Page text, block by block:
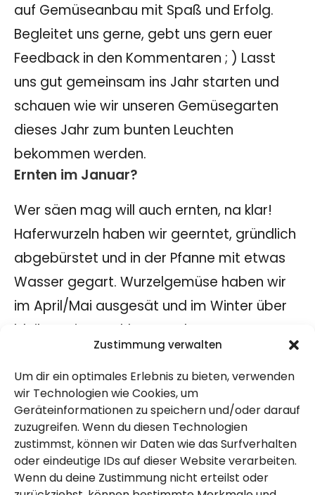
Zustimmung verwalten
Um dir ein optimales Erlebnis zu bieten, verwenden
wir Technologien wie Cookies, um
Geräteinformationen zu speichern und/oder darauf
zuzugreifen. Wenn du diesen Technologien
zustimmst, können wir Daten wie das Surfverhalten
oder eindeutige IDs auf dieser Website verarbeiten.
Wenn du deine Zustimmung nicht erteilst oder
auf Gemüseanbau mit Spaß und Erfolg.
Begleitet uns gerne, gebt uns gern euer
Feedback in den Kommentaren ; ) Lasst
uns gut gemeinsam ins Jahr starten und
schauen wie wir unseren Gemüsegarten
dieses Jahr zum bunten Leuchten
bekommen werden.
Ernten im Januar?
Wer säen mag will auch ernten, na klar!
Haferwurzeln haben wir geerntet, gründlich
abgebürstet und in der Pfanne mit etwas
Wasser gegart. Wurzelgemüse haben wir
im April/Mai ausgesät und im Winter über
bleibt es im Hochbeet stehen.
werden von März bis Juli
ausgesät, unsere aktuellen haben wir im
Mai ausgesät.
Zwiebelgemüse ernten wir an frostfreien
Tagen auch im Januar.Lauchzwiebelund
Winterporree! Die Lauchzwiebel ist